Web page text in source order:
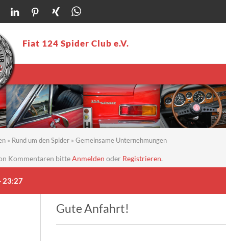
Fiat 124 Spider Club e.V.
» Rund um den Spider » Gemeinsame Unternehmungen
Kommentaren bitteAnmelden oder Registrieren.
23:27
Gute Anfahrt!